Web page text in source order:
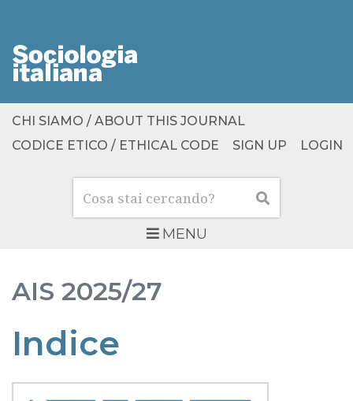
MENU
Cerca Cerca
CHI SIAMO / ABOUT THIS JOURNAL
CODICE ETICO / ETHICAL CODE
SIGN UP LOGIN
AIS 2025/27
Indice